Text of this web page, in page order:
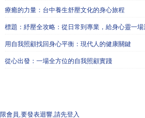
療癒的力量：台中養生舒壓文化的身心旅程
標題：紓壓全攻略：從日常到專業，給身心靈一
用自我照顧找回身心平衡：現代人的健康關鍵
從心出發：一場全方位的自我照顧實踐
限會員,要發表迴響,請先登入